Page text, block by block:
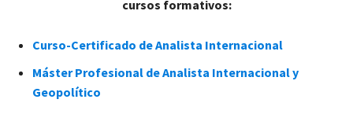
cursos formativos:
Curso-Certificado de Analista Internacional
Máster Profesional de Analista Internacional y
Geopolítico